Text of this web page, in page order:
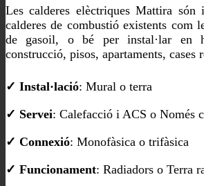
Les calderes elèctriques Mattira són
calderes de combustió existents com
de gasoil, o bé per instal·lar en
construcció, pisos, apartaments, cases
✓ Instal·lació: Mural o terra
✓ Servei: Calefacció i ACS o Només
✓ Connexió: Monofàsica o trifàsica
✓ Funcionament: Radiadors o Terra